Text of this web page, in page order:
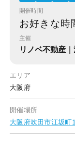
開催時間
お好きな時
主催
リノベ不動産
エリア
大阪府
開催場所
大阪府吹田市江坂